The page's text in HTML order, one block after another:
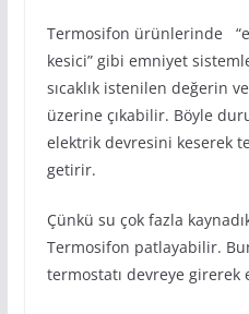
Termosifon ürünlerinde
kesici” gibi emniyet
sıcaklık istenilen değerin
üzerine çıkabilir. Böyle
elektrik devresini keserek
getirir.
Çünkü su çok fazla
Termosifon patlayabilir.
termostatı devreye